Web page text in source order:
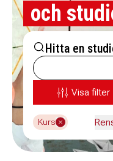
och
Hitta en
Visa filter
Kurs